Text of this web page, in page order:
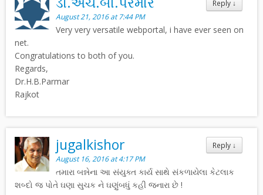
Reply ↓
August 21, 2016 at 7:44 PM
Very very versatile webportal, i have ever seen on
net.
Congratulations to both of you.
Regards,
Dr.H.B.Parmar
Rajkot
Reply ↓
jugalkishor
August 16, 2016 at 4:17 PM
તમારા બન્નેના આ સંયુક્ત કાર્ય સાથે સંકળાયેલા કેટલાક
શબ્દો જ પોતે ઘણા સુચક ને ઘણુંબધું કહી જનારા છે !